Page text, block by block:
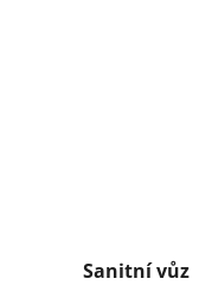
Sanitní vůz